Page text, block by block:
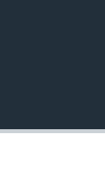
ကျော်